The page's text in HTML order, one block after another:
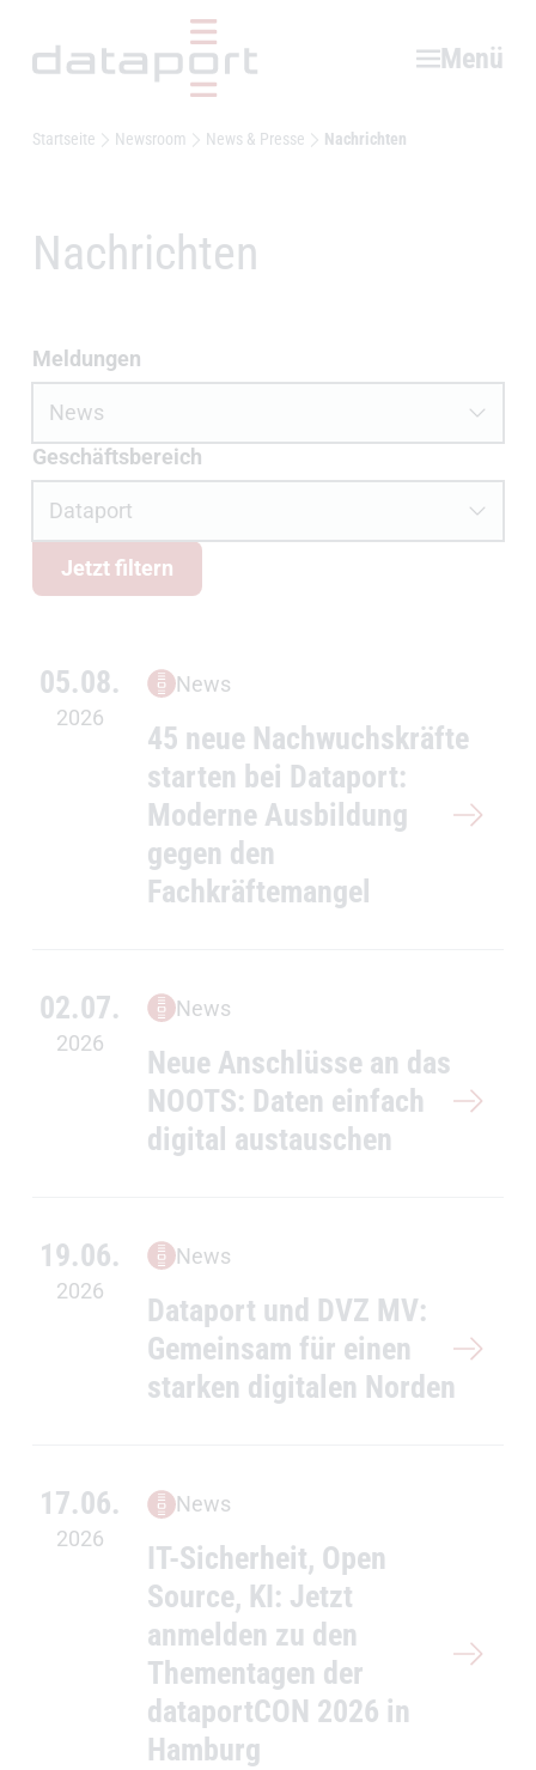
Menü
Startseite Newsroom News & Presse Nachrichten
Nachrichten
News und Presse filtern
Meldungen
Geschäftsbereich
News Dataport Link wird angezeigt.
Jetzt filtern
45 neue Nachwuchskräfte
starten bei Dataport:
Moderne Ausbildung
gegen den
Fachkräftemangel
News
05.08.
2026
Neue Anschlüsse an das
NOOTS: Daten einfach
digital austauschen
News
02.07.
2026
Dataport und DVZ MV:
Gemeinsam für einen
starken digitalen Norden
News
19.06.
2026
IT-Sicherheit, Open
Source, KI: Jetzt
anmelden zu den
Thementagen der
dataportCON 2026 in
Hamburg
News
17.06.
2026